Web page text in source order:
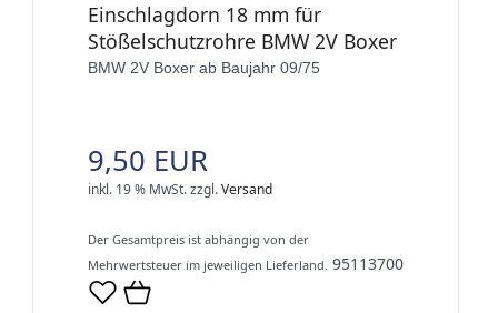
Einschlagdorn 18 mm für
Stößelschutzrohre BMW 2V Boxer
BMW 2V Boxer ab Baujahr 09/75
9,50 EUR
inkl. 19 % MwSt.zzgl.Versand
Der Gesamtpreis ist abhängig von der
Mehrwertsteuer im jeweiligen Lieferland. 95113700